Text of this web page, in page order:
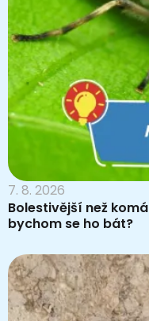
7. 8. 2026
Bolestivější než
bychom se ho bát?